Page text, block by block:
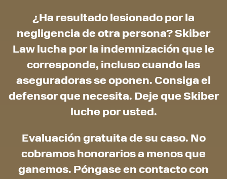
¿Ha resultado lesionado por la
negligencia de otra persona? Skiber
Law lucha por la indemnización que le
corresponde, incluso cuando las
aseguradoras se oponen. Consiga el
defensor que necesita. Deje que Skiber
luche por usted.
Evaluación gratuita de su caso. No
cobramos honorarios a menos que
ganemos. Póngase en contacto con